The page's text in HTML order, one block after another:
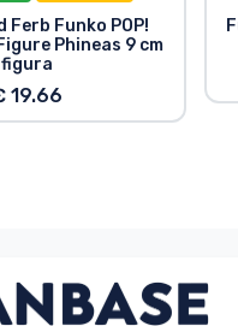
Ferb Funko POP!
Phineas 9 cm
figura
19.66
V. Éva Kupac